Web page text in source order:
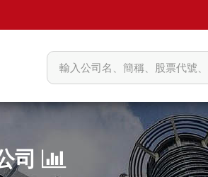
司